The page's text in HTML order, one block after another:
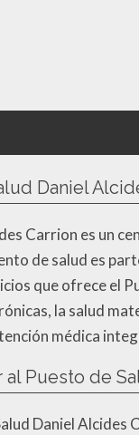
Daniel
Carrion es un
de salud es
que ofrece el
la salud
médica
Puesto de
Daniel